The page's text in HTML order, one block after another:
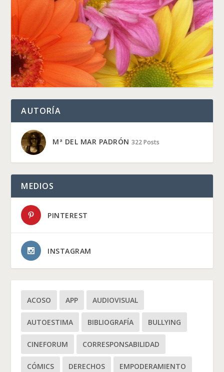
AUTORÍA
Mª DEL MAR PADRÓN 322 Posts
MEDIOS
PINTEREST
INSTAGRAM
ACOSO APP AUDIOVISUAL
AUTOESTIMA BIBLIOGRAFÍA BULLYING
CINEFORUM CORRESPONSABILIDAD
CÓMICS DERECHOS EMPODERAMIENTO